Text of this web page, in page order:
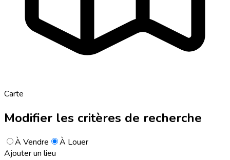
Carte
Modifier les critères de recherche
À Vendre
À Louer
Ajouter un lieu